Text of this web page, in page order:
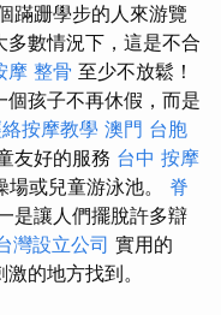
蹣跚學步的人來游覽
數情況下，這是不合
摩 整骨 至少不放鬆！
個孩子不再休假，而是
按摩教學 澳門 台胞
友好的服務 台中 按摩
或兒童游泳池。 脊
是讓人們擺脫許多辯
灣設立公司 實用的
的地方找到。